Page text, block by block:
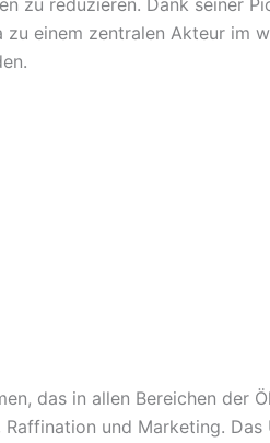
zu reduzieren. Dank seiner
einem zentralen Akteur im
das in allen Bereichen der
und Marketing. Das